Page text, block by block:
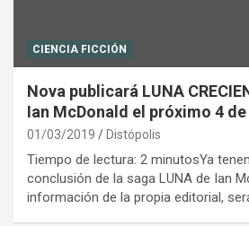
CIENCIA FICCIÓN
Nova publicará LUNA
Ian McDonald el próximo 4
01/03/2019 Distópolis
Tiempo de lectura: 2 minutosYa
conclusión de la saga LUNA de Ian
información de la propia editorial,